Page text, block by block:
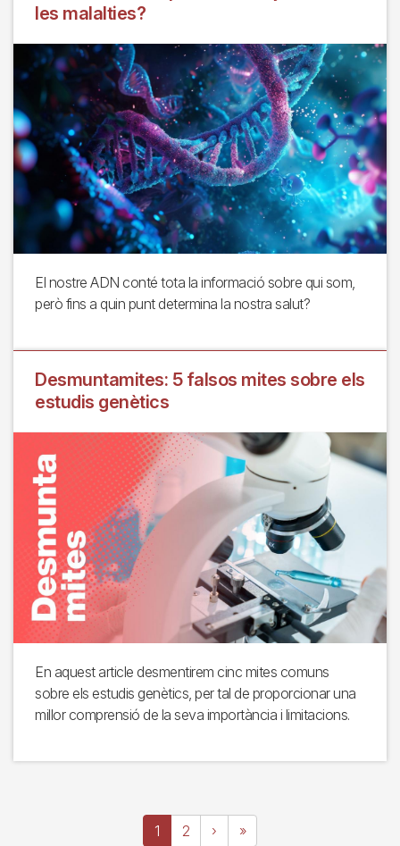
les malalties?
El nostre ADN conté tota la informació sobre qui som,
però fins a quin punt determina la nostra salut?
Desmuntamites: 5 falsos mites sobre els
estudis genètics
En aquest article desmentirem cinc mites comuns
sobre els estudis genètics, per tal de proporcionar una
millor comprensió de la seva importància i limitacions.
Pàgina
1 Page
2
Pàgina
›
Última
»